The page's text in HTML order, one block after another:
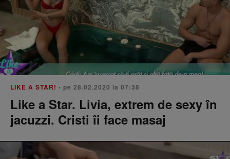
LIKE A STAR! • pe 28.02.2020 la 07:38
Like a Star. Livia, extrem de sexy în
jacuzzi. Cristi îi face masaj